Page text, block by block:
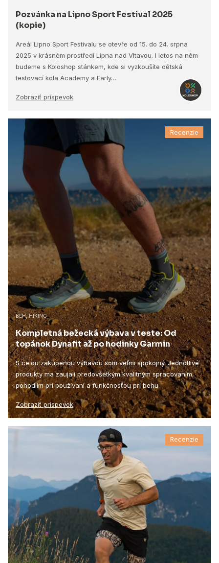
Pozvánka na Lipno Sport Festival 2025
(kopie)
Areál Lipno Sport Festivalu se otevře od 15. do 24. srpna
2025 v krásném prostředí Lipna nad Vltavou. I letos na něm
budeme s Koloshop stánkem, kde si vyzkoušíte dětská
testovací kola Academy a Early…
Zobraziť príspevok
Recenzie
BEH, HIKING
Kompletná bežecká výbava v teste: Od
topánok Dynafit až po hodinky Garmin
S celou zakúpenou výbavou som veľmi spokojný. Jednotlivé
produkty ma zaujali predovšetkým kvalitným spracovaním,
pohodlím pri používaní a funkčnosťou pri behu.
Zobraziť príspevok
Recenzie